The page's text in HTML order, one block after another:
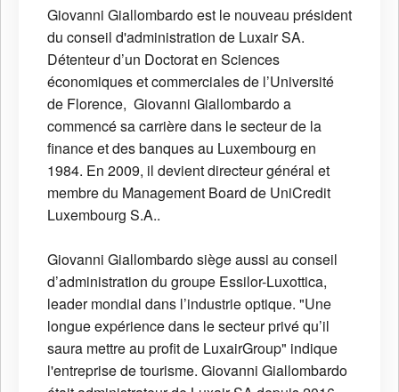
Giovanni Giallombardo est le nouveau président
du conseil d'administration de Luxair SA.
Détenteur d’un Doctorat en Sciences
économiques et commerciales de l’Université
de Florence, Giovanni Giallombardo a
commencé sa carrière dans le secteur de la
finance et des banques au Luxembourg en
1984. En 2009, il devient directeur général et
membre du Management Board de UniCredit
Luxembourg S.A..
Giovanni Giallombardo siège aussi au conseil
d’administration du groupe Essilor-Luxottica,
leader mondial dans l’industrie optique. "Une
longue expérience dans le secteur privé qu’il
saura mettre au profit de LuxairGroup" indique
l'entreprise de tourisme. Giovanni Giallombardo